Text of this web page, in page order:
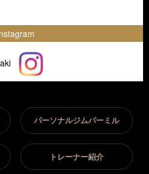
パーソナルジムパーミル
トレーナー紹介